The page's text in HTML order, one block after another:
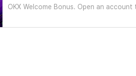
OKX Welcome Bonus. Open an